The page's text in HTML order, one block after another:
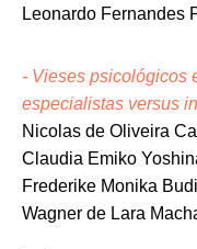
Leonardo Fernandes
- Vieses psicológicos
especialistas versus
Nicolas de Oliveira
Claudia Emiko
Frederike Monika
Wagner de Lara